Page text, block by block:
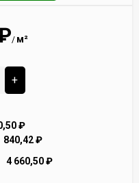
/ м²
+
₽
840,42₽
4 660,50₽